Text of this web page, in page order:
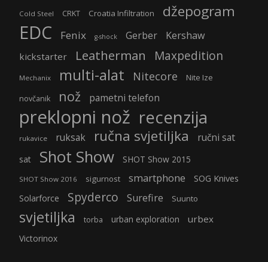
Cold Steel CRKT Croatia Infiltration džepogram
EDC Fenix g-shock Gerber Kershaw
kickstarter Leatherman Maxpedition
Mechanix multi-alat Nitecore Nite Ize
novčanik nož pametni telefon
preklopni nož recenzija
rukavice ruksak ručna svjetiljka ručni sat
sat Shot Show SHOT Show 2015
SHOT Show 2016 sigurnost smartphone SOG Knives
Solarforce Spyderco Surefire Suunto
svjetiljka torba urban exploration urbex
Victorinox